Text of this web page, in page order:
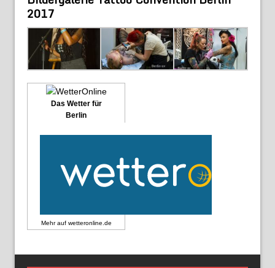
2017
Das Wetter für
Berlin
Mehr auf wetteronline.de